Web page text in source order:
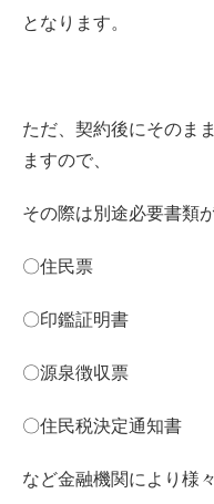
となります。
ただ、契約後にそのま
ますので、
その際は別途必要書類
〇住民票
〇印鑑証明書
〇源泉徴収票
〇住民税決定通知書
など金融機関により様